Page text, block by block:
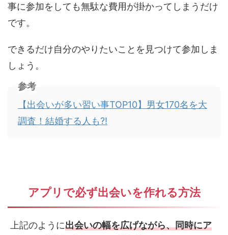
事に参加をしても無駄な費用が掛かってしまうだけ
です。
できるだけ自分のやりたいことを見つけて参加しま
しょう。
参考
【出会いが多い習い事TOP10】男女170名を大
調査！結婚する人も?!
アプリで必ず出会いを作れる方法
上記のように出会いの幅を広げながら、同時にア